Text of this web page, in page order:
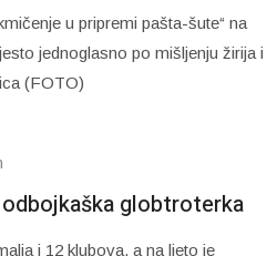
u pripremi pašta-šute“ na
jednoglasno po mišljenju žirija i
(FOTO)
globtroterka
i 12 klubova, a na ljeto je